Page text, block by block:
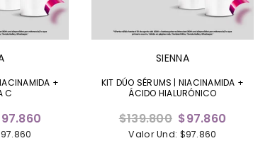
+
C
SIENNA
KIT DÚO SÉRUMS | NIACINAMIDA +
ÁCIDO HIALURÓNICO
Precio
habitual
$139.800 $97.860
Valor Und: $97.860